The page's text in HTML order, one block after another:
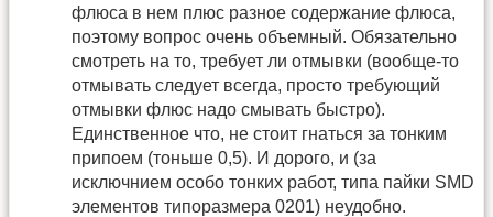
флюса в нем плюс разное содержание флюса,
поэтому вопрос очень объемный. Обязательно
смотреть на то, требует ли отмывки (вообще-то
отмывать следует всегда, просто требующий
отмывки флюс надо смывать быстро).
Единственное что, не стоит гнаться за тонким
припоем (тоньше 0,5). И дорого, и (за
исключнием особо тонких работ, типа пайки SMD
элементов типоразмера 0201) неудобно.